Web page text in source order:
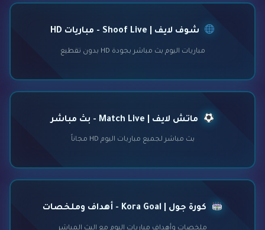
شوف لايف | Shoof Live - مباريات HD
مباريات اليوم بث مباشر بجودة HD بدون تقطيع
ماتش لايف | Match Live - بث مباشر
بث مباشر لجميع مباريات اليوم HD مجاناً
كورة جول | Kora Goal - أهداف وملخصات
ملخصات وأهداف مباريات اليوم مع البث المباشر